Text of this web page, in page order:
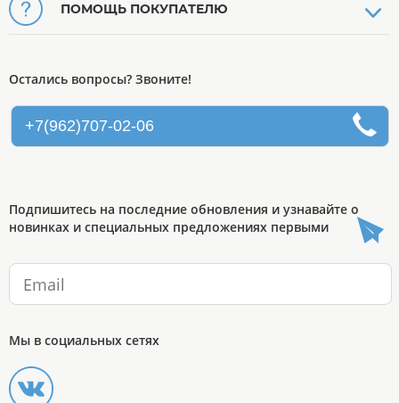
ПОМОЩЬ ПОКУПАТЕЛЮ
Остались вопросы? Звоните!
+7(962)707-02-06
Подпишитесь на последние обновления и узнавайте о
новинках и специальных предложениях первыми
Мы в социальных сетях